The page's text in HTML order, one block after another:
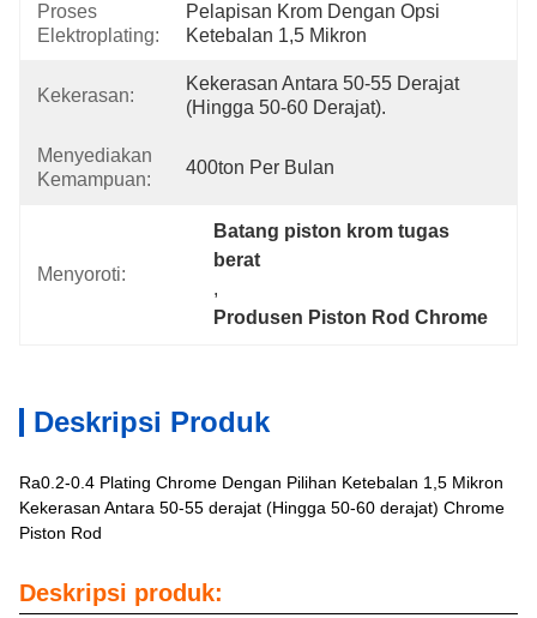
Proses
Elektroplating:
Pelapisan Krom Dengan Opsi
Ketebalan 1,5 Mikron
Kekerasan:
Kekerasan Antara 50-55 Derajat
(hingga 50-60 Derajat).
Menyediakan
Kemampuan:
400ton Per Bulan
Menyoroti:
Batang piston krom tugas
berat
,
Produsen Piston Rod Chrome
Deskripsi Produk
Ra0.2-0.4 Plating Chrome Dengan Pilihan Ketebalan 1,5 Mikron
Kekerasan Antara 50-55 derajat (Hingga 50-60 derajat) Chrome
Piston Rod
Deskripsi produk: